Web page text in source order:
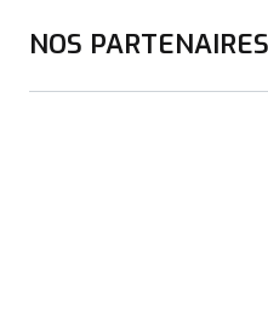
NOS PARTENAIRES